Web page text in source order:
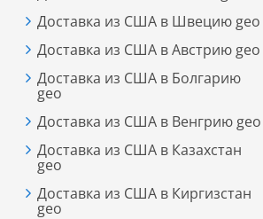
Доставка из США в Швецию geo
Доставка из США в Австрию geo
Доставка из США в Болгарию
geo
Доставка из США в Венгрию geo
Доставка из США в Казахстан
geo
Доставка из США в Киргизстан
geo